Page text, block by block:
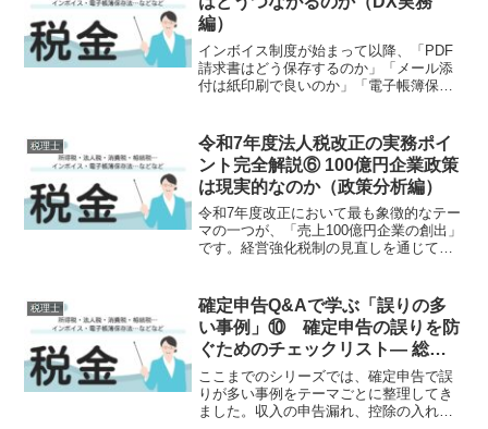
編）
インボイス制度が始まって以降、「PDF
請求書はどう保存するのか」「メール添
付は紙印刷で良いのか」「電子帳簿保存
実際、現在の税務実務では、インボイス
制度電子帳簿保存...
税理士
令和7年度法人税改正の実務ポイ
ント完全解説⑥ 100億円企業政策
は現実的なのか（政策分析編）
令和7年度改正において最も象徴的なテー
マの一つが、「売上100億円企業の創出」
です。経営強化税制の見直しを通じて、
の政策はどこまで現実的なのでしょう
か。本稿では、制度の...
税理士
確定申告Q&Aで学ぶ「誤りの多
い事例」⑩ 確定申告の誤りを防
ぐためのチェックリスト― 総ま
とめ ―
ここまでのシリーズでは、確定申告で誤
りが多い事例をテーマごとに整理してき
ました。収入の申告漏れ、控除の入れ忘